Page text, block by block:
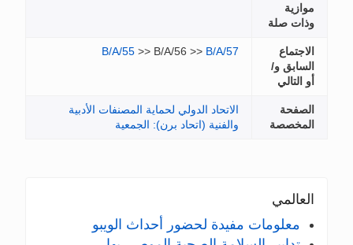
موازية
وذات صلة
الاجتماع
السابق و/
أو التالي
B/A/55 >> B/A/56 >> B/A/57
الصفحة
المخصصة
الاتحاد الدولي لحماية المصنفات الأدبية
والفنية (اتحاد برن): الجمعية
العالمي
معلومات مفيدة لحضور أحداث الويبو